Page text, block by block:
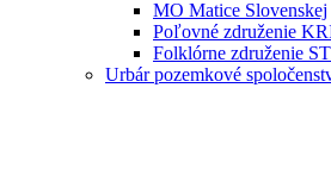
MO Matice Slovenskej
Poľovné združenie
Folklórne združenie
Urbár pozemkové